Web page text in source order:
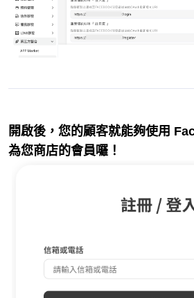
開啟後，您的顧客就能夠使用
為您商店的會員囉！